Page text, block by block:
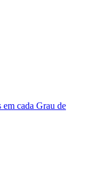
cada Grau de